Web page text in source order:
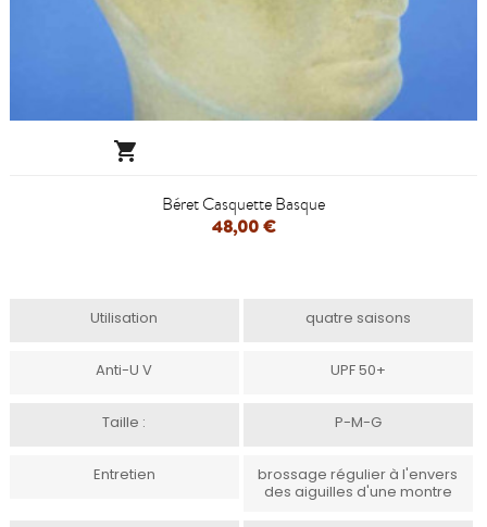

Béret Casquette Basque
48,00 €
Utilisation quatre saisons
Anti-U V UPF 50+
Taille : P-M-G
Entretien
brossage régulier à l'envers
des aiguilles d'une montre